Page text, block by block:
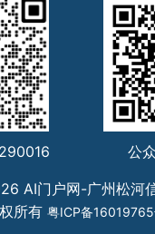
公
AI门户网-广州松河
所有粤ICP备